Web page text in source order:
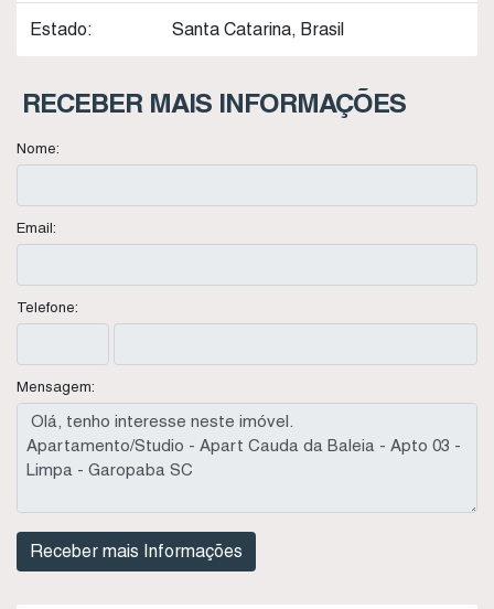
Estado: Santa Catarina, Brasil
RECEBER MAIS INFORMAÇÕES
Nome:
Email:
Telefone:
Mensagem: